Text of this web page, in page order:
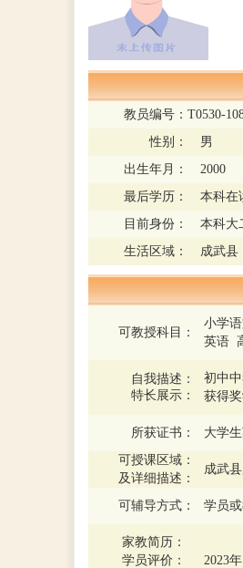
教员编号： T0530-
性别：
男
出生年月：
2000
最后学历：
本科在
目前身份：
本科大
生活区域：
成武县
可教授科目：
小学
英语
自我描述：
特长展示：
初中
获得
所获证书：
大学
可授课区域：
及详细描述：
成武
可辅导方式： 学员
家教简历：
学员评价：
2023